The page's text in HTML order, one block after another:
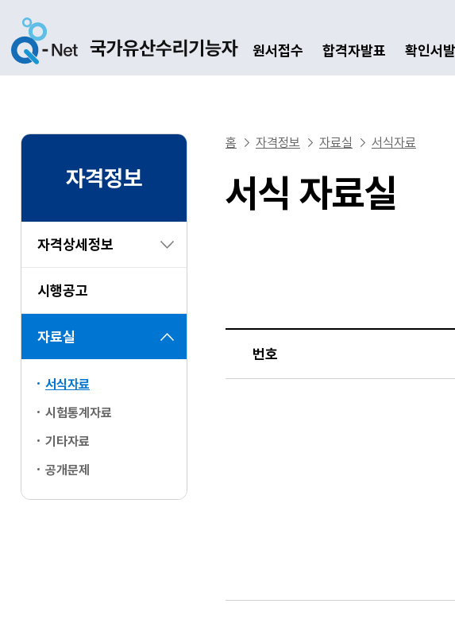
원서접수 합격자발표 확인서
자격정보
자격상세정보
시행공고
자료실
서식자료
시험통계자료
기타자료
공개문제
홈 자격정보 자료실 서식자료
서식 자료실
번호